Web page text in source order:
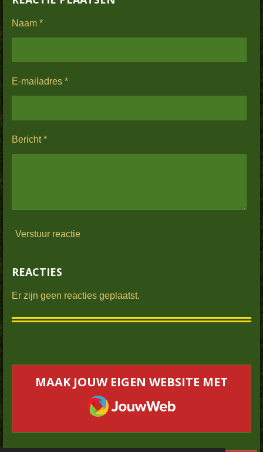
Naam *
E-mailadres *
Bericht *
Verstuur reactie
REACTIES
Er zijn geen reacties geplaatst.
MAAK JOUW EIGEN WEBSITE MET
JOUWWEB